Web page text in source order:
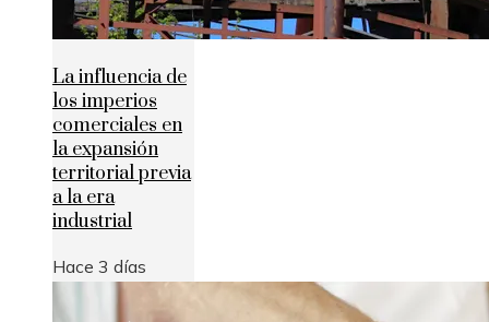
La influencia de
los imperios
comerciales en
la expansión
territorial previa
a la era
industrial
Hace 3 días